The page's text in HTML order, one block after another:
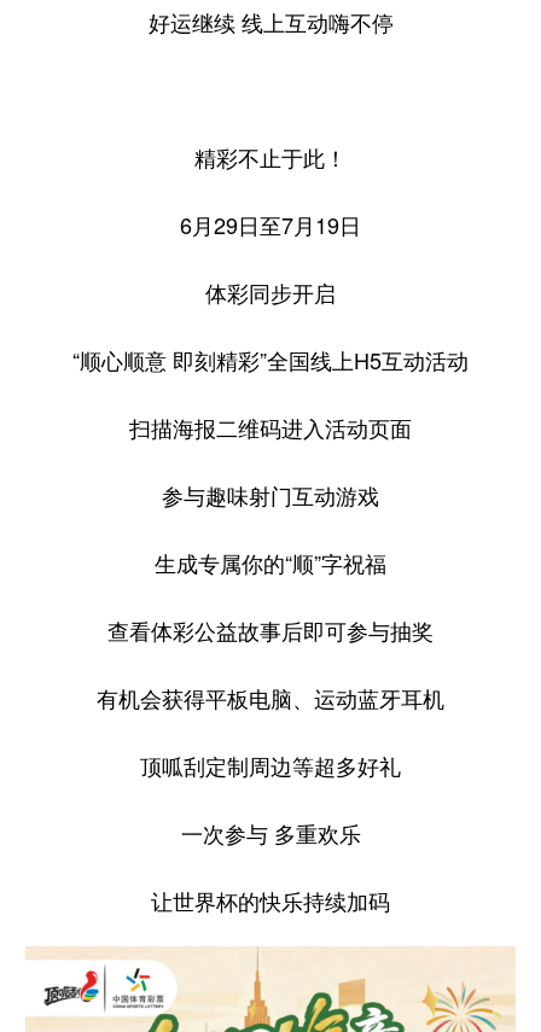
好运继续 线上互动嗨不停
精彩不止于此！
6月29日至7月19日
体彩同步开启
“顺心顺意 即刻精彩”全国线上H5互动活动
扫描海报二维码进入活动页面
参与趣味射门互动游戏
生成专属你的“顺”字祝福
查看体彩公益故事后即可参与抽奖
有机会获得平板电脑、运动蓝牙耳机
顶呱刮定制周边等超多好礼
一次参与 多重欢乐
让世界杯的快乐持续加码